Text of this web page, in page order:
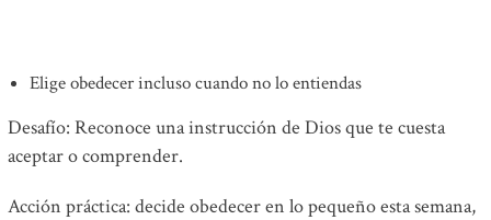
Elige obedecer incluso cuando no lo entiendas
Desafío: Reconoce una instrucción de Dios que te cuesta
aceptar o comprender.
Acción práctica: decide obedecer en lo pequeño esta semana,